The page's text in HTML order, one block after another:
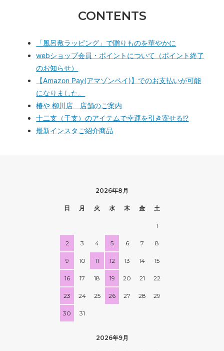
CONTENTS
「風呂敷ラッピング」で贈りものを華やかに
webショップ会員・ポイントについて（ポイント終了
のお知らせ）
【Amazon Pay(アマゾンペイ)】でのお支払いが可能
になりました。
椿や 柳川店 店舗のご案内
十二支（干支）のアイテムで幸運を引き寄せる!?
最新インスタご紹介商品
2026年8月
日 月 火 水 木 金 土
1
2 3 4 5 6 7 8
9 10 11 12 13 14 15
16 17 18 19 20 21 22
23 24 25 26 27 28 29
30 31
2026年9月